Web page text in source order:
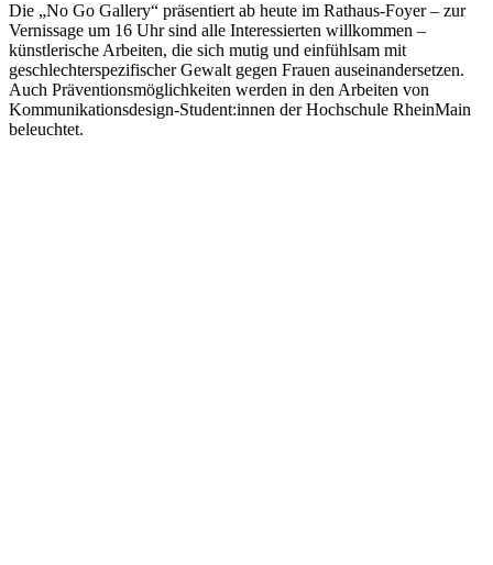
Die „No Go Gallery“ präsentiert ab heute im Rathaus-Foyer – zur
Vernissage um 16 Uhr sind alle Interessierten willkommen –
künstlerische Arbeiten, die sich mutig und einfühlsam mit
geschlechterspezifischer Gewalt gegen Frauen auseinandersetzen.
Auch Präventionsmöglichkeiten werden in den Arbeiten von
Kommunikationsdesign-Student:innen der Hochschule RheinMain
beleuchtet.